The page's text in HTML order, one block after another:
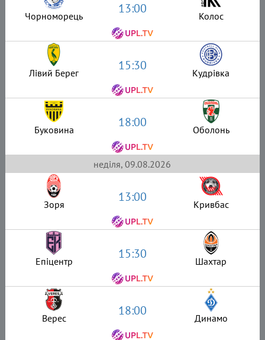
Чорноморець 13:00 Колос
Лівий Берег 15:30 Кудрівка
Буковина 18:00 Оболонь
неділя, 09.08.2026
Зоря 13:00 Кривбас
Епіцентр 15:30 Шахтар
Верес 18:00 Динамо